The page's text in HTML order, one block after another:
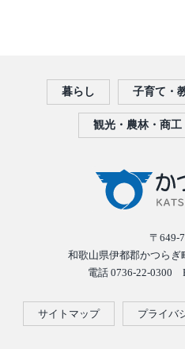
暮らし 子育て・
観光・農林・商工
〒649-
和歌山県伊都郡かつら
電話 0736-22-0300
サイトマップ プライバ